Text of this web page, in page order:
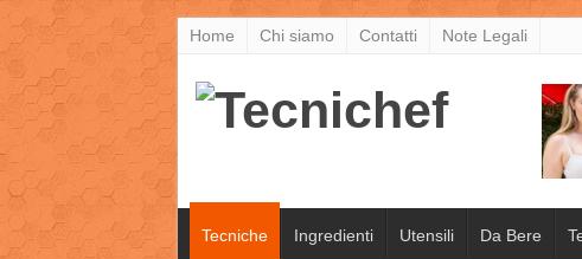
Home Chi siamo Contatti Note Legali
Tecniche Ingredienti Utensili Da Bere